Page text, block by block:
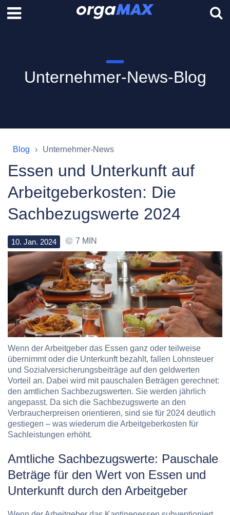
Unternehmer-News-Blog
Blog Unternehmer-News
Essen und Unterkunft auf
Arbeitgeberkosten: Die
Sachbezugswerte 2024
10. Jan. 2024 7 MIN
Wenn der Arbeitgeber das Essen ganz oder teilweise
übernimmtoder die Unterkunft bezahlt, fallen Lohnsteuer
und Sozialversicherungsbeiträge auf den geldwerten
Vorteil an. Dabei wird mit pauschalen Beträgen gerechnet:
den amtlichen Sachbezugswerten. Sie werden jährlich
angepasst. Da sich die Sachbezugswerte an den
Verbraucherpreisen orientieren, sind sie für 2024 deutlich
gestiegen – was wiederum die Arbeitgeberkosten für
Sachleistungen erhöht.
Amtliche Sachbezugswerte: Pauschale
Beträge für den Wert von Essen und
Unterkunft durch den Arbeitgeber